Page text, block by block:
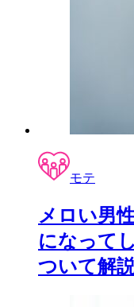
モテ
メロい男
になって
ついて解説